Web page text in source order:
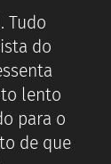
Tudo
do
lento
para o
de que